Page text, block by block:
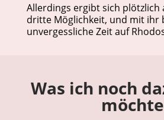
Allerdings ergibt sich plötzlich
dritte Möglichkeit, und mit ihr
unvergessliche Zeit auf
Was ich noch
möchte